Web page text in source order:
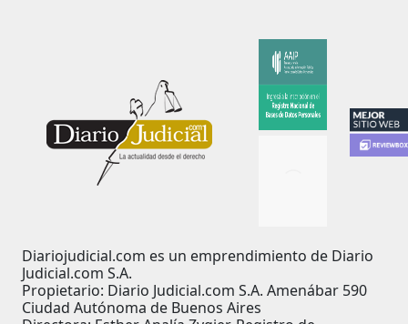
Diariojudicial.com es un emprendimiento de Diario
Judicial.com S.A.
Propietario: Diario Judicial.com S.A. Amenábar 590
Ciudad Autónoma de Buenos Aires